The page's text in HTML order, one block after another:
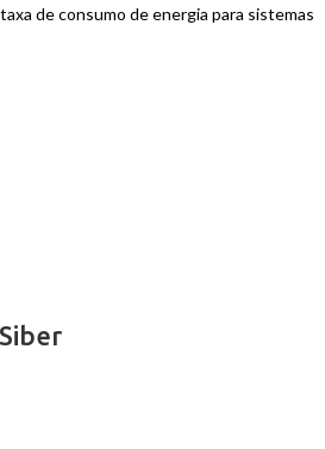
de consumo de energia para sistemas